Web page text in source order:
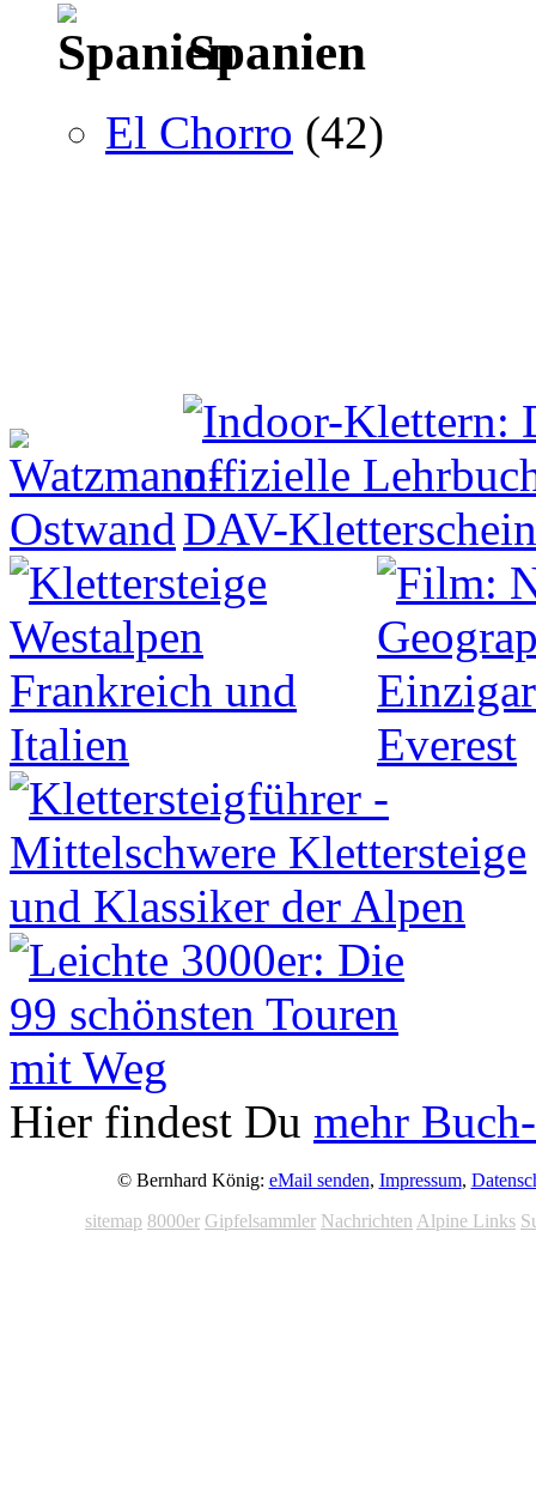
Spanien
El Chorro (42)
Hier findest Du mehr
© Bernhard König: eMail senden, Impressum,
sitemap 8000er Gipfelsammler Nachrichten Alpine Links